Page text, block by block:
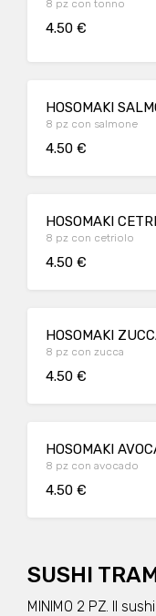
8 pz con tonno
4.50 €
HOSOMAKI
8 pz con salmone
4.50 €
HOSOMAKI
8 pz con cetriolo
4.50 €
HOSOMAKI
8 pz con zucca
4.50 €
HOSOMAKI
8 pz con avocado
4.50 €
SUSHI
MINIMO 2 PZ. Il